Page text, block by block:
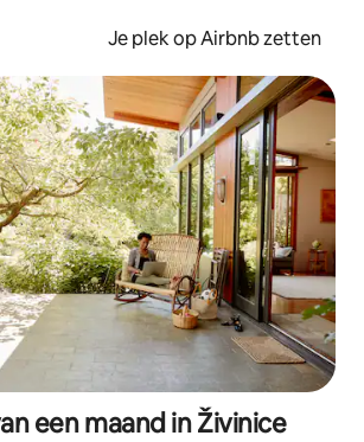
Je plek op Airbnb zetten
een maand in Živinice